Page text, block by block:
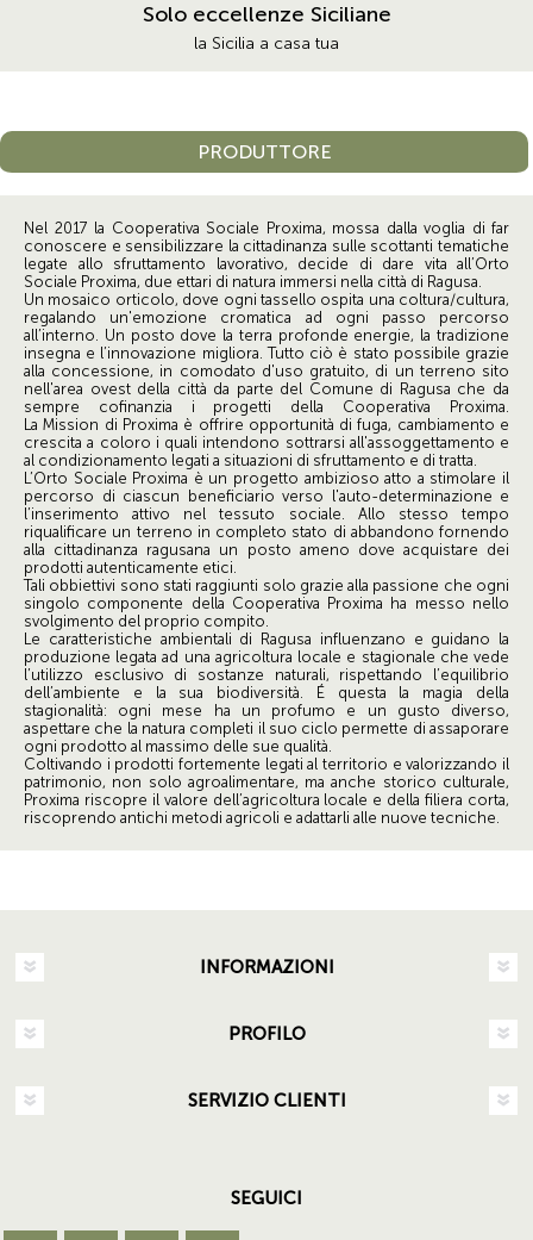
Solo eccellenze Siciliane
la Sicilia a casa tua
PRODUTTORE
Nel 2017 la Cooperativa Sociale Proxima, mossa dalla voglia di far
conoscere e sensibilizzare la cittadinanza sulle scottanti tematiche
legate allo sfruttamento lavorativo, decide di dare vita all’Orto
Sociale Proxima, due ettari di natura immersi nella città di Ragusa.
Un mosaico orticolo, dove ogni tassello ospita una coltura/cultura,
regalando un'emozione cromatica ad ogni passo percorso
all’interno. Un posto dove la terra profonde energie, la tradizione
insegna e l’innovazione migliora. Tutto ciò è stato possibile grazie
alla concessione, in comodato d'uso gratuito, di un terreno sito
nell'area ovest della città da parte del Comune di Ragusa che da
sempre cofinanzia i progetti della Cooperativa Proxima.
La Mission di Proxima è offrire opportunità di fuga, cambiamento e
crescita a coloro i quali intendono sottrarsi all'assoggettamento e
al condizionamento legati a situazioni di sfruttamento e di tratta.
L’Orto Sociale Proxima è un progetto ambizioso atto a stimolare il
percorso di ciascun beneficiario verso l'auto-determinazione e
l’inserimento attivo nel tessuto sociale. Allo stesso tempo
riqualificare un terreno in completo stato di abbandono fornendo
alla cittadinanza ragusana un posto ameno dove acquistare dei
prodotti autenticamente etici.
Tali obbiettivi sono stati raggiunti solo grazie alla passione che ogni
singolo componente della Cooperativa Proxima ha messo nello
svolgimento del proprio compito.
Le caratteristiche ambientali di Ragusa influenzano e guidano la
produzione legata ad una agricoltura locale e stagionale che vede
l’utilizzo esclusivo di sostanze naturali, rispettando l’equilibrio
dell’ambiente e la sua biodiversità. É questa la magia della
stagionalità: ogni mese ha un profumo e un gusto diverso,
aspettare che la natura completi il suo ciclo permette di assaporare
ogni prodotto al massimo delle sue qualità.
Coltivando i prodotti fortemente legati al territorio e valorizzando il
patrimonio, non solo agroalimentare, ma anche storico culturale,
Proxima riscopre il valore dell’agricoltura locale e della filiera corta,
riscoprendo antichi metodi agricoli e adattarli alle nuove tecniche.
INFORMAZIONI
PROFILO
SERVIZIO CLIENTI
SEGUICI